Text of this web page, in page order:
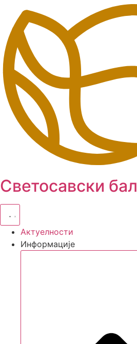
content
Светосавски бал
Aктуелности
Информације